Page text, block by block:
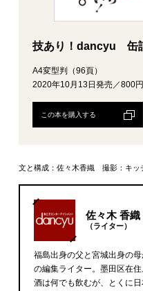
技あり！dancyu 缶
A4変型判（96頁）
2020年10月13日発売／800円
この本を購入する
文と構成：佐々木香織 撮影：キッ
佐々木 香織
（ライター）
福島出身の父と宮城出身の
の編集ライター。墨田区在
酒は何でも飲むが、とくに